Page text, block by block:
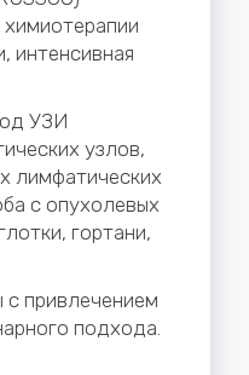
интенсивная
УЗИ
узлов,
лимфатических
с опухолевых
гортани,
привлечением
подхода.